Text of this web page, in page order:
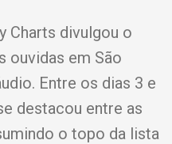
Charts divulgou o
ouvidas em São
Entre os dias 3 e
destacou entre as
o topo da lista